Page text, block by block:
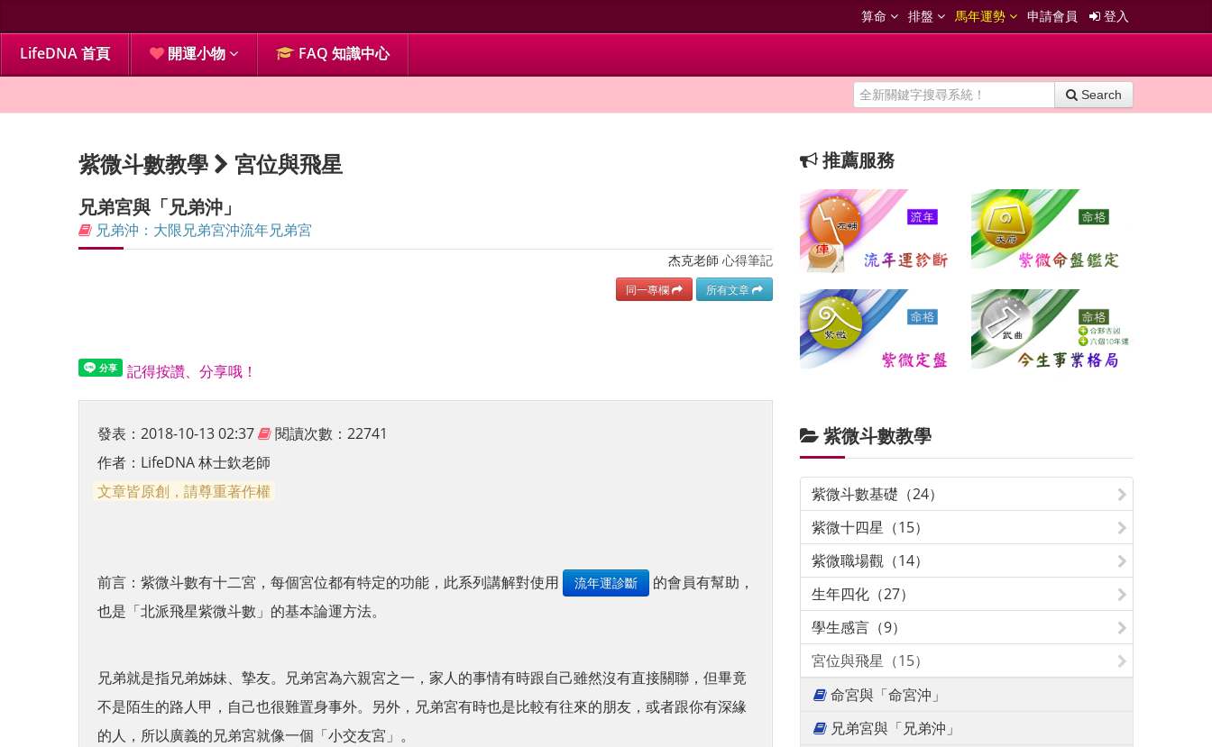
算命 排盤 馬年運勢 申請會員 登入
LifeDNA 首頁 開運小物 FAQ 知識中心
Search
紫微斗數教學 宮位與飛星
兄弟宮與「兄弟沖」
兄弟沖：大限兄弟宮沖流年兄弟宮
杰克老師 心得筆記
同一專欄 所有文章
記得按讚、分享哦！
發表：2018-10-13 02:37
閱讀次數：22741
作者： LifeDNA 林士欽老師
文章皆原創，請尊重著作權
前言：紫微斗數有十二宮，每個宮位都有特定的功能，此系列講解對使用 流年運診斷
的會員有幫助，
也是「北派飛星紫微斗數」的基本論運方法。
兄弟就是指兄弟姊妹、摯友。兄弟宮為六親宮之一，家人的事情有時跟自己雖然沒有直接關聯，但畢竟
不是陌生的路人甲，自己也很難置身事外。另外，兄弟宮有時也是比較有往來的朋友，或者跟你有深緣
的人，所以廣義的兄弟宮就像一個「小交友宮」。
推薦服務
紫微斗數教學
紫微斗數基礎（24）
紫微十四星（15）
紫微職場觀（14）
生年四化（27）
學生感言（9）
宮位與飛星（15）
命宮與「命宮沖」
兄弟宮與「兄弟沖」